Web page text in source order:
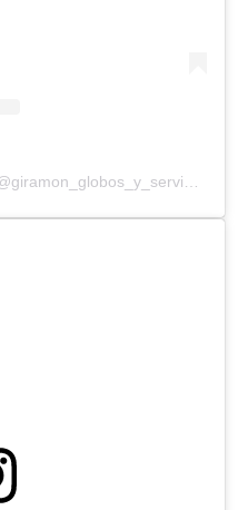
A post shared by Giramon SLL (@giramon_globos_y_servicios)